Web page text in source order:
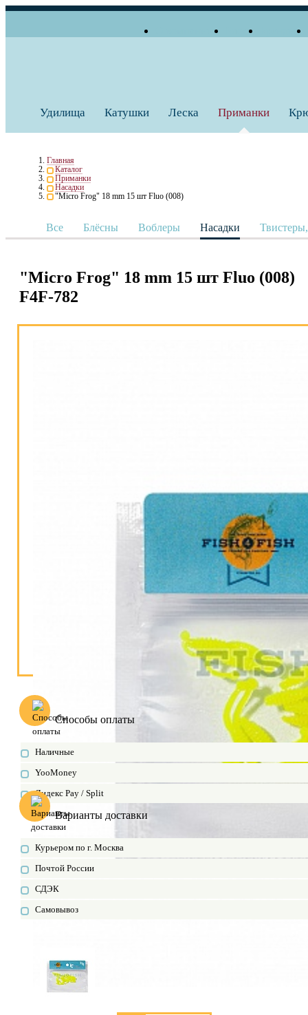
Удилища Катушки Леска Приманки
Главная
Каталог
Приманки
Насадки
"Micro Frog" 18 mm 15 шт Fluo (008)
Все Блёсны Воблеры Насадки
"Micro Frog" 18 mm 15 шт Fluo (008)
F4F-782
Способы оплаты
Наличные
YooMoney
Яндекс Pay / Split
Варианты доставки
Курьером по г. Москва
Почтой России
СДЭК
Самовывоз